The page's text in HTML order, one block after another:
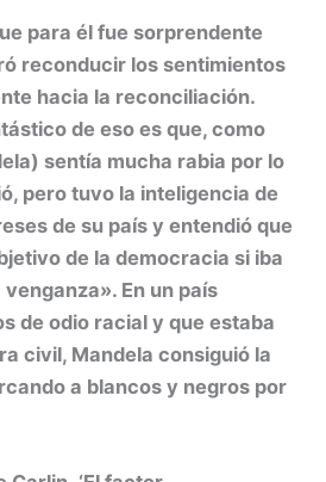
para él fue sorprendente
reconducir los sentimientos
hacia la reconciliación.
de eso es que, como
sentía mucha rabia por lo
pero tuvo la inteligencia de
de su país y entendió que
de la democracia si iba
En un país
de odio racial y que estaba
civil, Mandela consiguió la
a blancos y negros por